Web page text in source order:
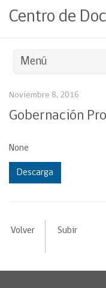
Centro de
Menú
Noviembre 8, 2016
Gobernación
None
Descarga
Volver Subir